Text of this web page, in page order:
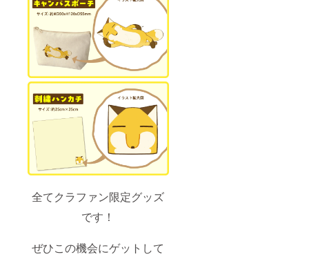
全てクラファン限定グッズ
です！
ぜひこの機会にゲットして